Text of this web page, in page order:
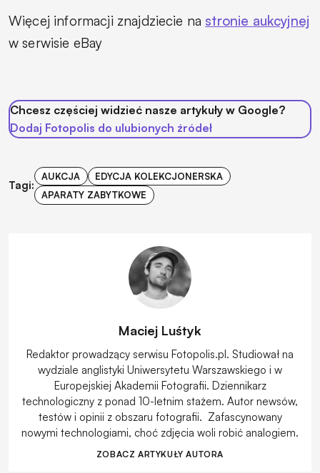
Więcej informacji znajdziecie na stronie aukcyjnej
w serwisie eBay
Chcesz częściej widzieć nasze artykuły w Google?
Dodaj Fotopolis do ulubionych źródeł
Tagi:
AUKCJA
EDYCJA KOLEKCJONERSKA
APARATY ZABYTKOWE
Maciej Luśtyk
Redaktor prowadzący serwisu Fotopolis.pl. Studiował na
wydziale anglistyki Uniwersytetu Warszawskiego i w
Europejskiej Akademii Fotografii. Dziennikarz
technologiczny z ponad 10-letnim stażem. Autor newsów,
testów i opinii z obszaru fotografii. Zafascynowany
nowymi technologiami, choć zdjęcia woli robić analogiem.
ZOBACZ ARTYKUŁY AUTORA